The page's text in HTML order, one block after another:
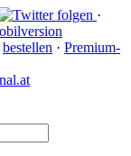
·
bestellen · Premium-